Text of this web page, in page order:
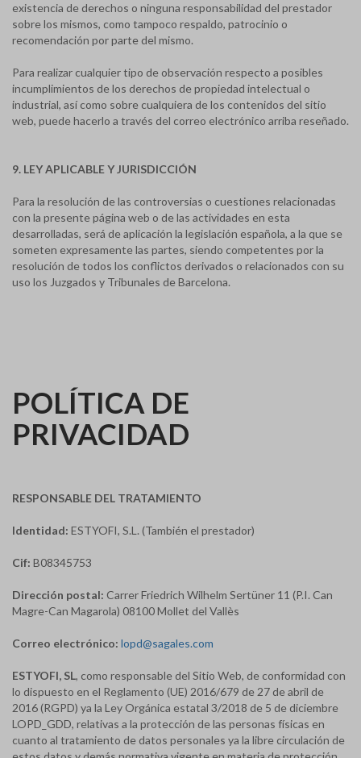
existencia de derechos o ninguna responsabilidad del prestador
sobre los mismos, como tampoco respaldo, patrocinio o
recomendación por parte del mismo.
Para realizar cualquier tipo de observación respecto a posibles
incumplimientos de los derechos de propiedad intelectual o
industrial, así como sobre cualquiera de los contenidos del sitio
web, puede hacerlo a través del correo electrónico arriba reseñado.
9. LEY APLICABLE Y JURISDICCIÓN
Para la resolución de las controversias o cuestiones relacionadas
con la presente página web o de las actividades en esta
desarrolladas, será de aplicación la legislación española, a la que se
someten expresamente las partes, siendo competentes por la
resolución de todos los conflictos derivados o relacionados con su
uso los Juzgados y Tribunales de Barcelona.
POLÍTICA DE
PRIVACIDAD
RESPONSABLE DEL TRATAMIENTO
Identidad: ESTYOFI, S.L. (También el prestador)
Cif: B08345753
Dirección postal: Carrer Friedrich Wilhelm Sertüner 11 (P.I. Can
Magre-Can Magarola) 08100 Mollet del Vallès
Correo electrónico: lopd@sagales.com
ESTYOFI, SL, como responsable del Sitio Web, de conformidad con
lo dispuesto en el Reglamento (UE) 2016/679 de 27 de abril de
2016 (RGPD) ya la Ley Orgánica estatal 3/2018 de 5 de diciembre
LOPD_GDD, relativas a la protección de las personas físicas en
cuanto al tratamiento de datos personales ya la libre circulación de